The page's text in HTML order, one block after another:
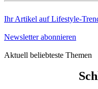
Ihr Artikel auf Lifestyle-
Newsletter abonnieren
Aktuell beliebteste Themen